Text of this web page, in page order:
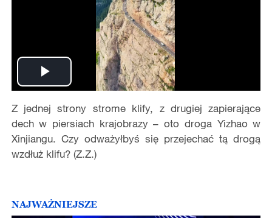
Play
Video
Z jednej strony strome klify, z drugiej zapierające
dech w piersiach krajobrazy – oto droga Yizhao w
Xinjiangu. Czy odważyłbyś się przejechać tą drogą
wzdłuż klifu? (Z.Z.)
NAJWAŻNIEJSZE